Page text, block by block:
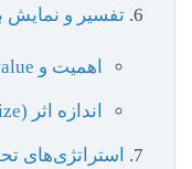
تفسیر و نمایش
اهمیت و P-value
اندازه اثر (Effect Size)
استراتژی‌های